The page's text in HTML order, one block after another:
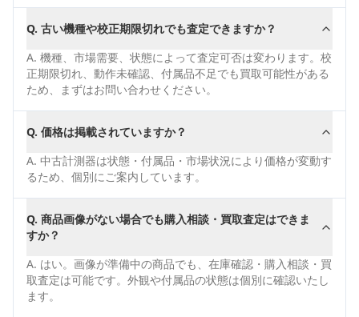
Q. 古い機種や校正期限切れでも査定できますか？
A. 機種、市場需要、状態によって査定可否は変わります。校
正期限切れ、動作未確認、付属品不足でも買取可能性がある
ため、まずはお問い合わせください。
Q. 価格は掲載されていますか？
A. 中古計測器は状態・付属品・市場状況により価格が変動す
るため、個別にご案内しています。
Q. 商品画像がない場合でも購入相談・買取査定はできま
すか？
A. はい。画像が準備中の商品でも、在庫確認・購入相談・買
取査定は可能です。外観や付属品の状態は個別に確認いたし
ます。